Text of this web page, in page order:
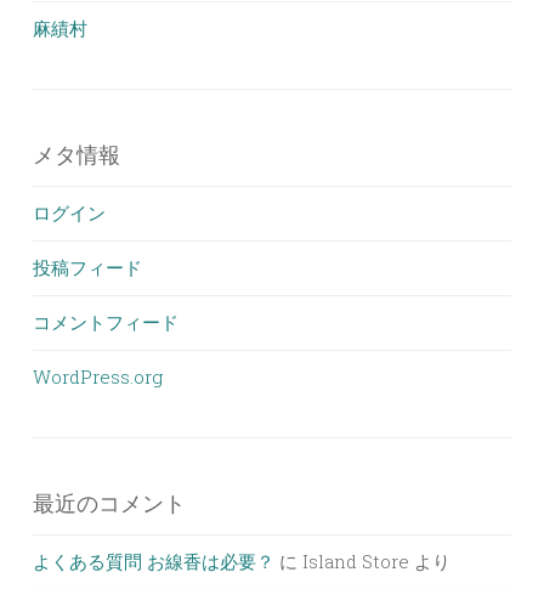
麻績村
メタ情報
ログイン
投稿フィード
コメントフィード
WordPress.org
最近のコメント
よくある質問 お線香は必要？ に Island Store より